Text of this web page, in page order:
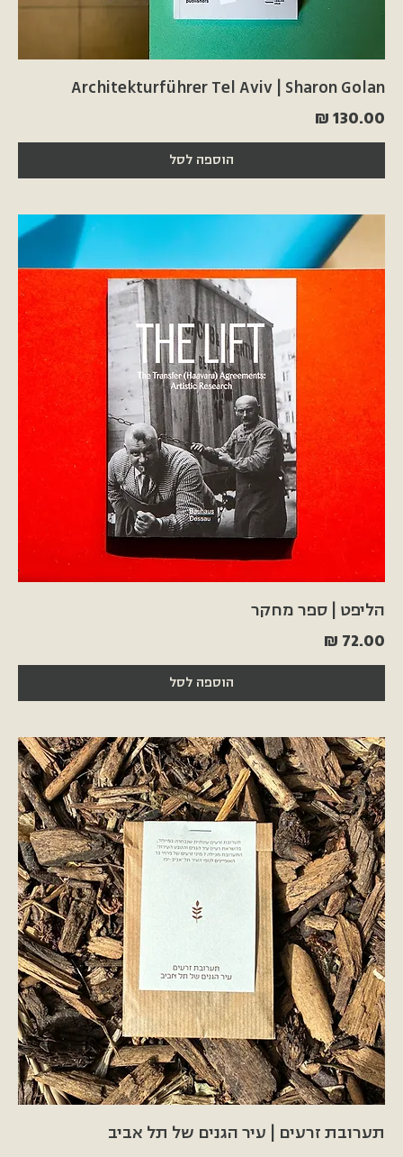
Architekturführer Tel Aviv | Sharon Golan
מחיר
הוספה לסל
הליפט | ספר מחקר
מחיר
הוספה לסל
תערובת זרעים | עיר הגנים של תל אביב